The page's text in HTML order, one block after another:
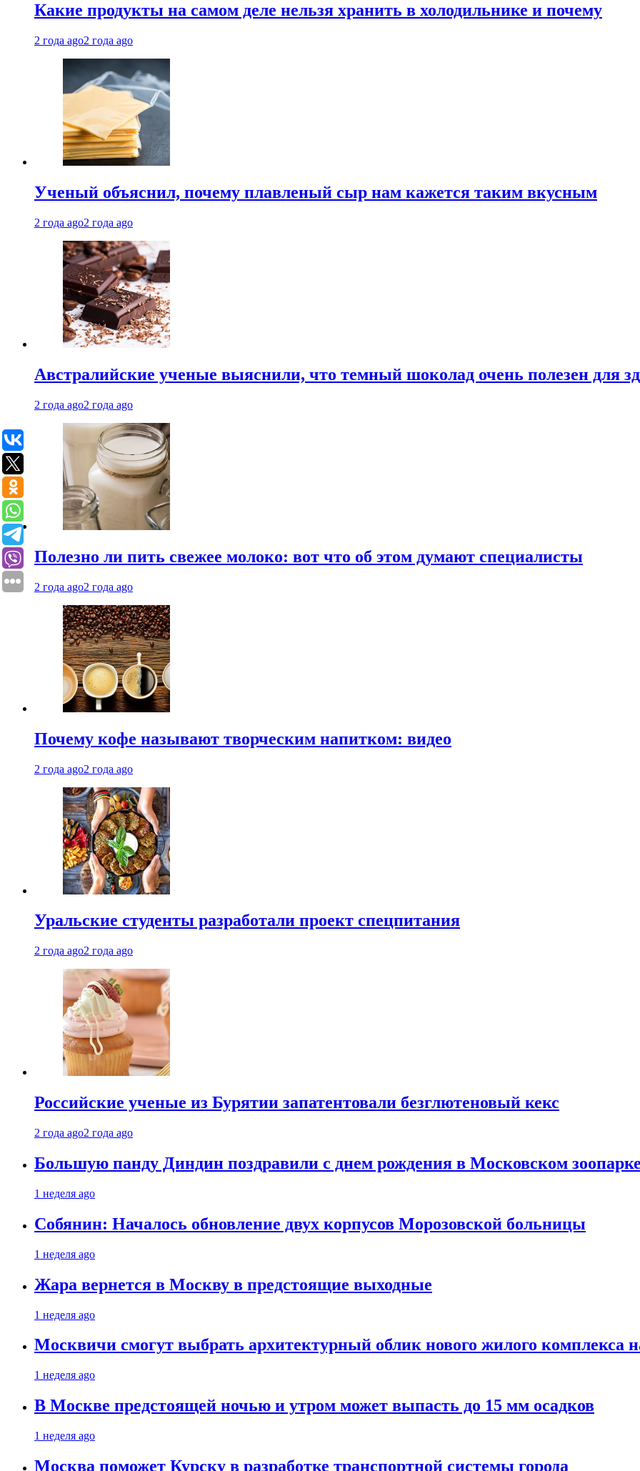
Какие продукты на самом деле нельзя хранить в холодильнике и почему
2 года ago2 года ago
Ученый объяснил, почему плавленый сыр нам кажется таким вкусным
2 года ago2 года ago
Австралийские ученые выяснили, что темный шоколад очень полезен для
2 года ago2 года ago
Полезно ли пить свежее молоко: вот что об этом думают специалисты
2 года ago2 года ago
Почему кофе называют творческим напитком: видео
2 года ago2 года ago
Уральские студенты разработали проект спецпитания
2 года ago2 года ago
Российские ученые из Бурятии запатентовали безглютеновый кекс
2 года ago2 года ago
Большую панду Диндин поздравили с днем рождения в Московском зоопарке
1 неделя ago
Собянин: Началось обновление двух корпусов Морозовской больницы
1 неделя ago
Жара вернется в Москву в предстоящие выходные
1 неделя ago
Москвичи смогут выбрать архитектурный облик нового жилого комплекса
1 неделя ago
В Москве предстоящей ночью и утром может выпасть до 15 мм осадков
1 неделя ago
Москва поможет Курску в разработке транспортной системы города